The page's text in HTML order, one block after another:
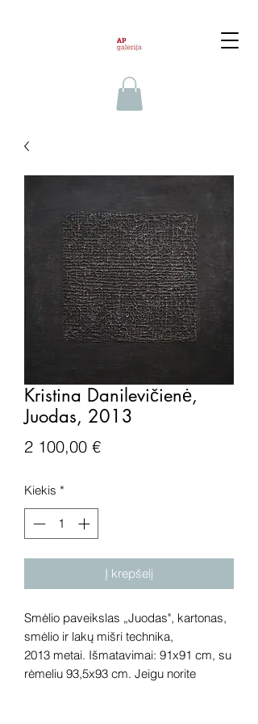
Kristina Danilevičienė,
Juodas, 2013
2 100,00 €Price
Kiekis *
Į krepšelį
Smėlio paveikslas „Juodas", kartonas,
smėlio ir lakų mišri technika,
2013 metai. Išmatavimai: 91x91 cm, su
rėmeliu 93,5x93 cm. Jeigu norite